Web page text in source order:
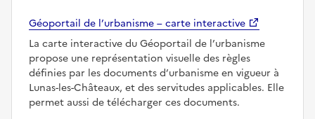
Géoportail de l’urbanisme – carte interactive
La carte interactive du Géoportail de l’urbanisme
propose une représentation visuelle des règles
définies par les documents d’urbanisme en vigueur à
Lunas-les-Châteaux, et des servitudes applicables. Elle
permet aussi de télécharger ces documents.